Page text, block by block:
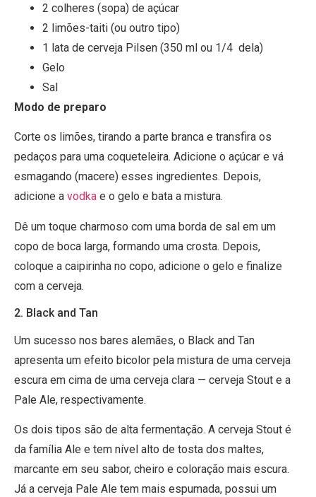
2 colheres (sopa) de açúcar
2 limões-taiti (ou outro tipo)
1 lata de cerveja Pilsen (350 ml ou 1/4 dela)
Gelo
Sal
Modo de preparo
Corte os limões, tirando a parte branca e transfira os
pedaços para uma coqueteleira. Adicione o açúcar e vá
esmagando (macere) esses ingredientes. Depois,
adicione a vodka e o gelo e bata a mistura.
Dê um toque charmoso com uma borda de sal em um
copo de boca larga, formando uma crosta. Depois,
coloque a caipirinha no copo, adicione o gelo e finalize
com a cerveja.
2. Black and Tan
Um sucesso nos bares alemães, o Black and Tan
apresenta um efeito bicolor pela mistura de uma cerveja
escura em cima de uma cerveja clara — cerveja Stout e a
Pale Ale, respectivamente.
Os dois tipos são de alta fermentação. A cerveja Stout é
da família Ale e tem nível alto de tosta dos maltes,
marcante em seu sabor, cheiro e coloração mais escura.
Já a cerveja Pale Ale tem mais espumada, possui um